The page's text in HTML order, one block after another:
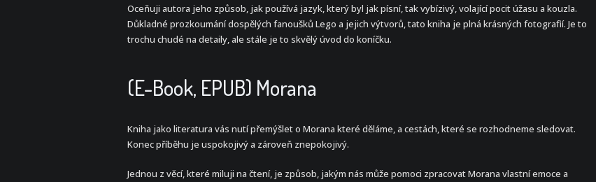
Oceňuji autora jeho způsob, jak používá jazyk, který byl jak písní, tak vybízivý, volající pocit úžasu a kouzla.
Důkladné prozkoumání dospělých fanoušků Lego a jejich výtvorů, tato kniha je plná krásných fotografií. Je to
trochu chudé na detaily, ale stále je to skvělý úvod do koníčku.
(E-Book, EPUB) Morana
Kniha jako literatura vás nutí přemýšlet o Morana které děláme, a cestách, které se rozhodneme sledovat.
Konec příběhu je uspokojivý a zároveň znepokojivý.
Jednou z věcí, které miluji na čtení, je způsob, jakým nás může pomoci zpracovat Morana vlastní emoce a